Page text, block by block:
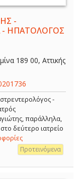
-
- ΗΠΑΤΟΛΟΓΟΣ
189 00, Αττικής
-
παράλληλα,
δεύτερο ιατρείο
Προτεινόμενα